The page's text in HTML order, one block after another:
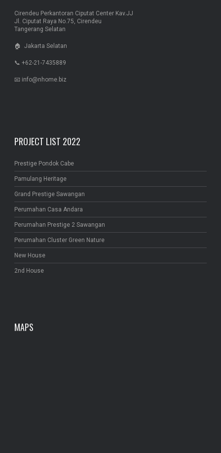
Cirendeu Perkantoran Ciputat Center Kav.JJ
Jl. Ciputat Raya No.75, Cirendeu
Tangerang Selatan
🏠 Jakarta Selatan
📞 +62-21-7435889
📧 info@nhome.biz
PROJECT LIST 2022
Prestige Pondok Cabe
Pamulang Heritage
Grand Prestige Sawangan
Perumahan Casa Andara
Perumahan Prestige 2 Sawangan
Perumahan Cluster Green Nature
New House
2nd House
MAPS